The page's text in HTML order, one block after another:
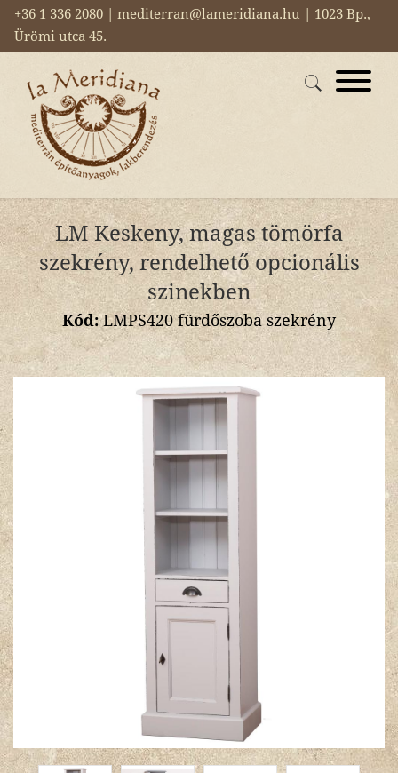
+36 1 336 2080 | mediterran@lameridiana.hu | 1023 Bp.,
Ürömi utca 45.
LM Keskeny, magas tömörfa
szekrény, rendelhető opcionális
szinekben
Kód:LMPS420 fürdőszoba szekrény